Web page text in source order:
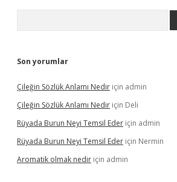
Son yorumlar
Çileğin Sözlük Anlamı Nedir için admin
Çileğin Sözlük Anlamı Nedir için Deli
Rüyada Burun Neyi Temsil Eder için admin
Rüyada Burun Neyi Temsil Eder için Nermin
Aromatik olmak nedir için admin